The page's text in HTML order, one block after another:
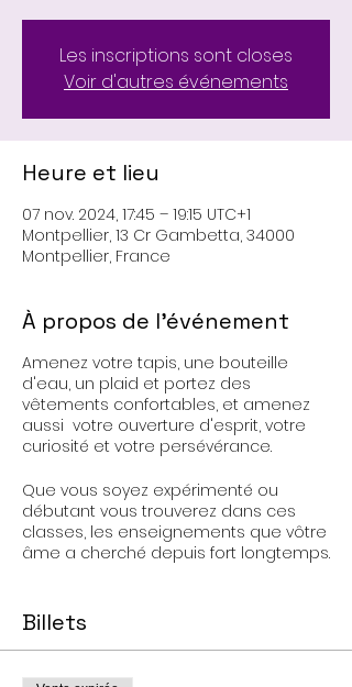
Les inscriptions sont closes
Voir d'autres événements
Heure et lieu
07 nov. 2024, 17:45 – 19:15 UTC+1
Montpellier, 13 Cr Gambetta, 34000
Montpellier, France
À propos de l'événement
Amenez votre tapis, une bouteille
d'eau, un plaid et portez des
vêtements confortables, et amenez
aussi votre ouverture d'esprit, votre
curiosité et votre persévérance.
Que vous soyez expérimenté ou
débutant vous trouverez dans ces
classes, les enseignements que vôtre
âme a cherché depuis fort longtemps.
c'est une pratique spirituelle.
votre force mentale et physique s'en
Billets